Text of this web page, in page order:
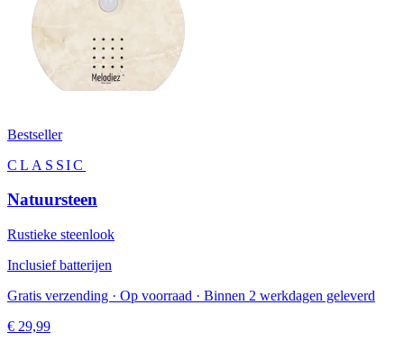
Bestseller
CLASSIC
Natuursteen
Rustieke steenlook
Inclusief batterijen
Gratis verzending · Op voorraad · Binnen 2 werkdagen geleverd
€ 29,99